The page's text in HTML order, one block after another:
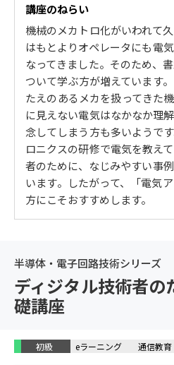
/ 交流の発生 / 交流波形 / ひ
交流回路はベクトル図を描
転ベクトルと静止ベクトル /
路、並列回路 / 交流の電力
皮相電力と力率 / RC直列回
相交流とはどんなものか /
（デルタ）結線とは
3. 電気の応用を考える
電気は反作用で考える / ト
る？ / 電気計測の基礎知識 /
レンジの使い方 / DCVレン
い方 / 抵抗の測定 / オシロ
関係法規 / 電気関係標準規
配線用遮断器（NFB）の選
線路インピーダンス / イン
講座のねらい
機械のメカトロ化がいわれて
はもとよりオペレータにも電
なってきました。そのため、
ついて学ぶ方が増えています
たえのあるメカを扱ってきた
に見えない電気はなかなか理
念してしまう方も多いようで
ロニクスの研修で電気を教え
者のために、なじみやすい事
います。したがって、「電気
方にこそおすすめします。
半導体・電子回路技術シリーズ
ディジタル技術者
礎講座
初級 eラーニング 通信教育